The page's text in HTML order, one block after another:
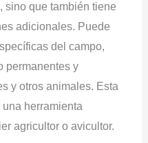
sino que también tiene
adicionales. Puede
del campo,
permanentes y
y otros animales. Esta
herramienta
agricultor o avicultor.